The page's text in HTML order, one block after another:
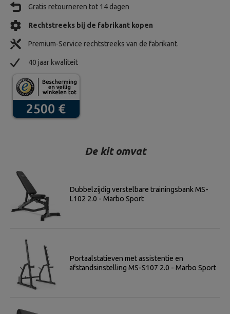
Gratis retourneren tot 14 dagen
Rechtstreeks bij de fabrikant kopen
Premium-Service rechtstreeks van de fabrikant.
40 jaar kwaliteit
De kit omvat
Dubbelzijdig verstelbare trainingsbank MS-
L102 2.0 - Marbo Sport
Portaalstatieven met assistentie en
afstandsinstelling MS-S107 2.0 - Marbo Sport